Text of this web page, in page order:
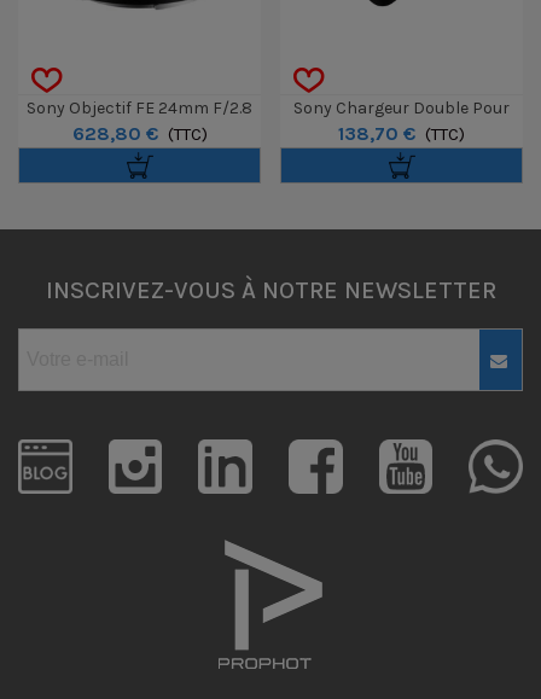
Sony Objectif FE 24mm F/2.8
628,80 € (TTC)
Sony Chargeur Double Pour
Batterie NP-SA100
138,70 € (TTC)
INSCRIVEZ-VOUS À NOTRE NEWSLETTER